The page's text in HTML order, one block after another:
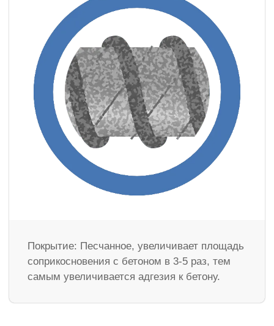
Покрытие: Песчанное, увеличивает площадь
соприкосновения с бетоном в 3-5 раз, тем
самым увеличивается адгезия к бетону.